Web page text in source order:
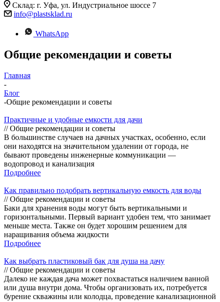
Склад: г. Уфа, ул. Индустриальное шоссе 7
info@plastsklad.ru
WhatsApp
Общие рекомендации и советы
Главная
-
Блог
-Общие рекомендации и советы
Практичные и удобные емкости для дачи
// Общие рекомендации и советы
В большинстве случаев на дачных участках, особенно, если
они находятся на значительном удалении от города, не
бывают проведены инженерные коммуникации —
водопровод и канализация
Подробнее
Как правильно подобрать вертикальную емкость для воды
// Общие рекомендации и советы
Баки для хранения воды могут быть вертикальными и
горизонтальными. Первый вариант удобен тем, что занимает
меньше места. Также он будет хорошим решением для
наращивания объема жидкости
Подробнее
Как выбрать пластиковый бак для душа на дачу
// Общие рекомендации и советы
Далеко не каждая дача может похвастаться наличием ванной
или душа внутри дома. Чтобы организовать их, потребуется
бурение скважины или колодца, проведение канализационной